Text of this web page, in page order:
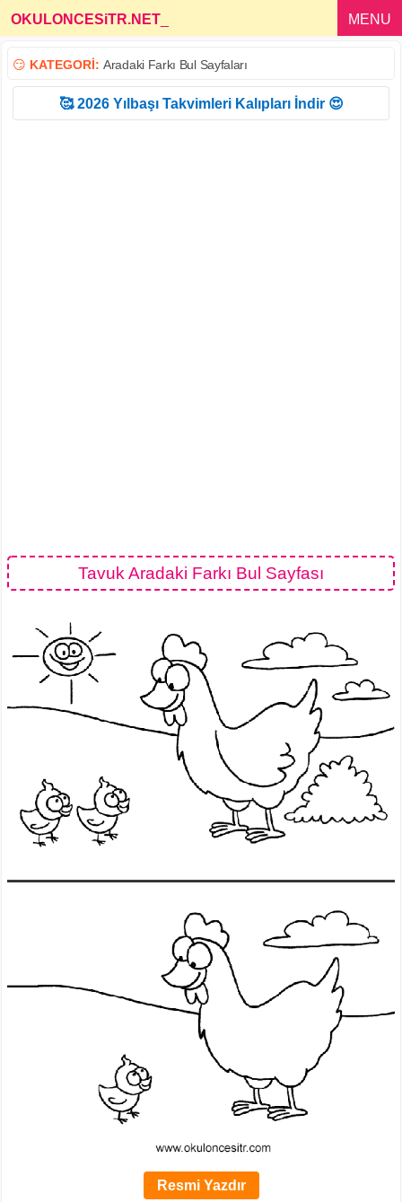
OKULONCESiTR.NET MENU
😏 KATEGORİ: Aradaki Farkı Bul Sayfaları
🥰 2026 Yılbaşı Takvimleri Kalıpları İndir 😍
Tavuk Aradaki Farkı Bul Sayfası
Resmi Yazdır